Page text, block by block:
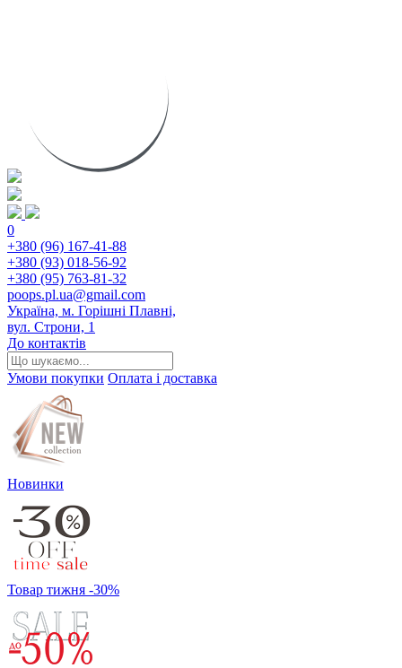
0
+380 (96) 167-41-88
+380 (93) 018-56-92
+380 (95) 763-81-32
poops.pl.ua@gmail.com
Україна, м. Горішні Плавні,
вул. Строни, 1
До контактів
Умови покупки Оплата і доставка
Новинки
Товар тижня -30%